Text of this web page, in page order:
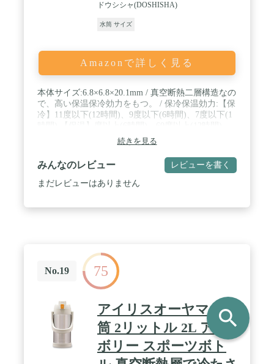
ドウシシャ(DOSHISHA)
水筒 サイズ
Amazonで詳しく見る
本体サイズ:6.8×6.8×20.1mm / 真空断熱二層構造なの
で、高い保温保冷効力をもつ。 / 保冷保温効力:【保
冷】11度以下(12時間)、9度以下(6時間)、7度以下(1
73度以上(6時間)、89度以上(1時間) / 飲み口:牛乳瓶
をモデルにデザインされた、360度どこからでも飲
みやすいすぐれもの / 口径:デザイン重視でも、家庭
用の氷はしっかり入ります。 / フタ:シリコンゴムが
ついていて、小さ目だから女性でも開けやすい / 牛
上(6時間)、89度以上(1時間) / 飲み口:牛乳瓶をモデ
ルにデザインされた、360度どこからでも飲みやす
いすぐれもの / 口径:デザイン重視でも、家庭用の氷
はしっかり入ります。 / フタ:シリコンゴムがついて
いて、小さ目だから女性でも開けやすい / 牛乳瓶を
モデルにしたmosh! (モッシュ! )は、一味違うシンプ
ルなオンリーワンデザイン。
続きを見る
みんなのレビュー レビューを書く
まだレビューはありません
No.19 75
アイリスオーヤマ 水
筒 2リットル 2L アイ
ボリー スポーツボト
search